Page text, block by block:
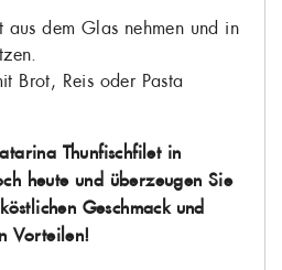
aus dem Glas nehmen und in
Brot, Reis oder Pasta
Thunfischfilet in
heute und überzeugen Sie
Geschmack und
Vorteilen!